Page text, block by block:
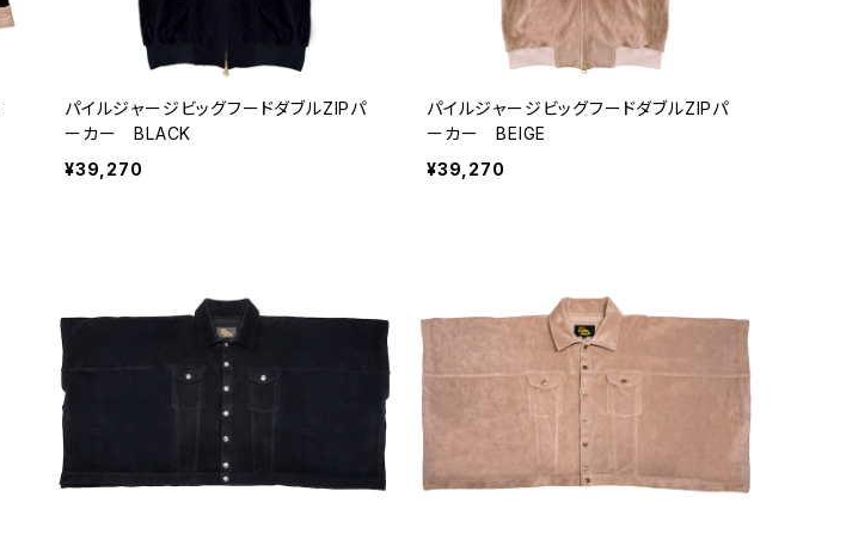
パイルジャージビッグフードダブルZIPパ
ーカー BLACK
¥39,270
パイルジャージビッグフードダブルZIPパ
ーカー BEIGE
¥39,270